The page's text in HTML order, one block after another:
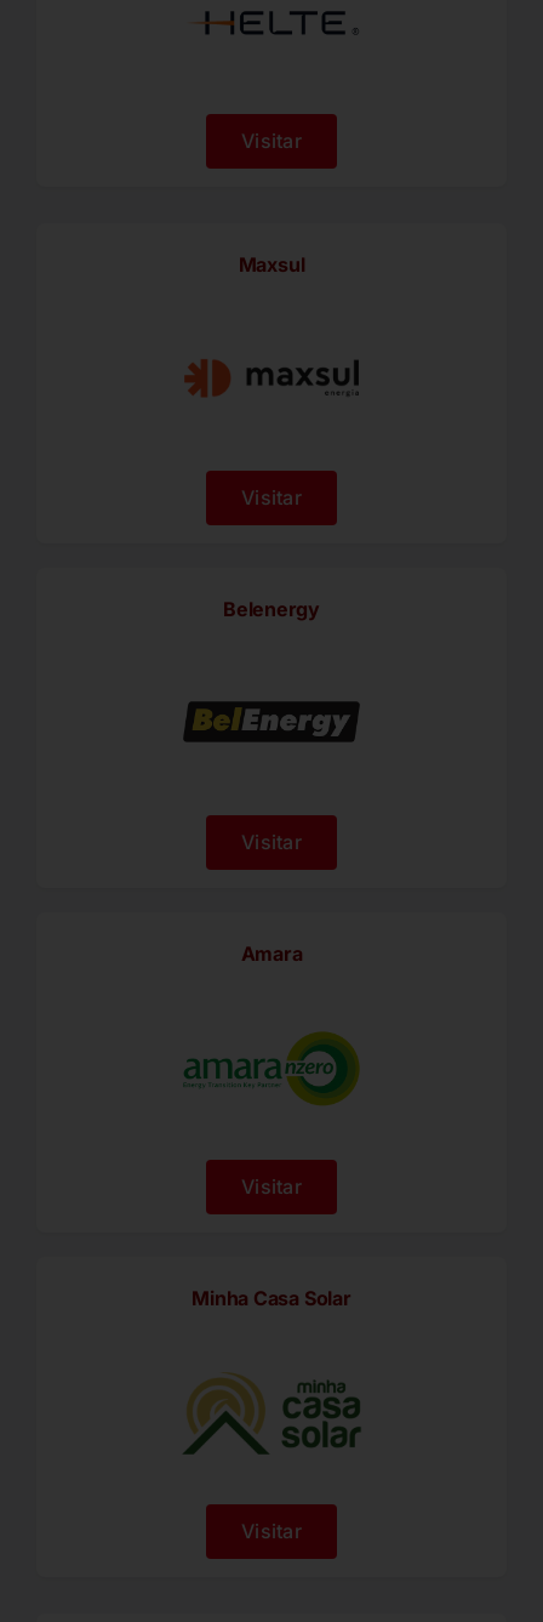
Visitar
Maxsul
Visitar
Belenergy
Visitar
Amara
Visitar
Minha Casa Solar
Visitar